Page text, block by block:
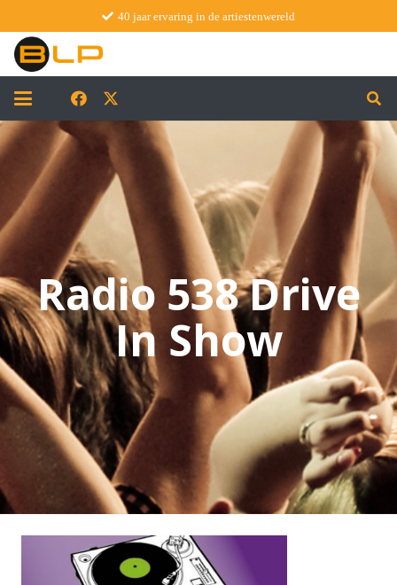
40 jaar ervaring in de artiestenwereld
Radio 538 Drive
In Show